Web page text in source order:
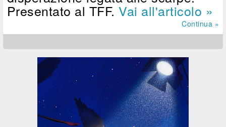
Presentato al TFF.Vai all'articolo »
Continua »